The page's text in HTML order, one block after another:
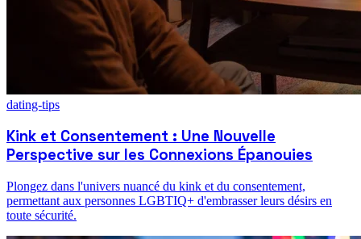
dating-tips
Kink et Consentement : Une Nouvelle
Perspective sur les Connexions Épanouies
Plongez dans l'univers nuancé du kink et du consentement,
permettant aux personnes LGBTIQ+ d'embrasser leurs désirs en
toute sécurité.